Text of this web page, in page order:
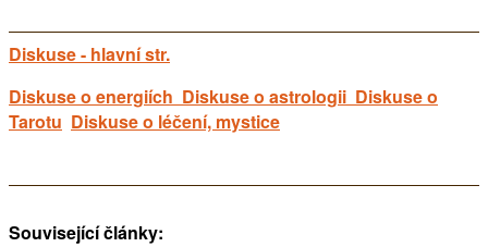
Diskuse - hlavní str.
Diskuse o energiích Diskuse o astrologii Diskuse o
Tarotu Diskuse o léčení, mystice
Související články: